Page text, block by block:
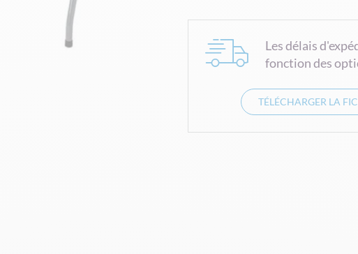
Les délais
fonction des
TÉLÉCHARGER LA